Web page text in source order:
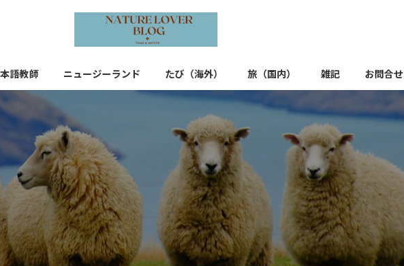
語教師 ニュージーランド たび（海外） 旅（国内） 雑記 お問合せ